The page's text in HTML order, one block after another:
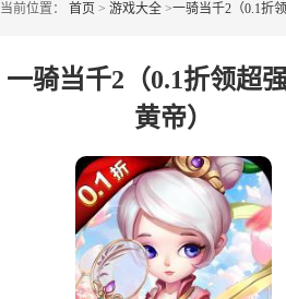
当前位置： 首页 > 游戏大全 >一骑当千2（0.1折
一骑当千2（0.1折领超
黄帝）